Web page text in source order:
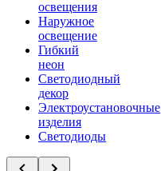
освещения
Наружное
освещение
Гибкий
неон
Светодиодный
декор
Электроустановочные
изделия
Светодиоды